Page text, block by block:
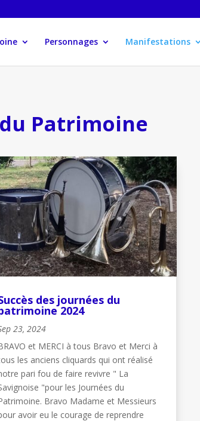
Personnages Manifestations
Patrimoine
des journées du
2024
23, 2024
et MERCI à tous Bravo et Merci à
les anciens cliquards qui ont réalisé
pari fou de faire revivre " La
"pour les Journées du
Bravo Madame et Messieurs
avoir eu le courage de reprendre